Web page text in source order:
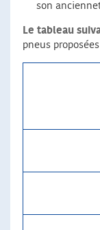
son
Le tableau
pneus